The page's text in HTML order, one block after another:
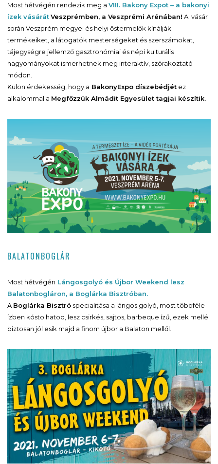
Most hétvégén rendezik meg a VIII. Bakony Expot – a bakonyi
ízek vásárátVeszprémben, a Veszprémi Arénában! A vásár
során Veszprém megyei és helyi őstermelők kínálják
termékeiket, a látogatók mesterségeket és szerszámokat,
tájegységre jellemző gasztronómiai és népi kulturális
hagyományokat ismerhetnek meg interaktív, szórakoztató
módon.
Külön érdekesség, hogy a BakonyExpo díszebédjét ez
alkalommal a Megfőzzük Almádit Egyesület tagjai készítik.
BALATONBOGLÁR
Most hétvégén Lángosgolyó és Újbor Weekend lesz
Balatonbogláron, a Boglárka Bisztróban.
A Boglárka Bisztró specialitása a lángos golyó, most többféle
ízben kóstolhatod, lesz csirkés, sajtos, barbeque ízű, ezek mellé
biztosan jól esik majd a finom újbor a Balaton mellől.